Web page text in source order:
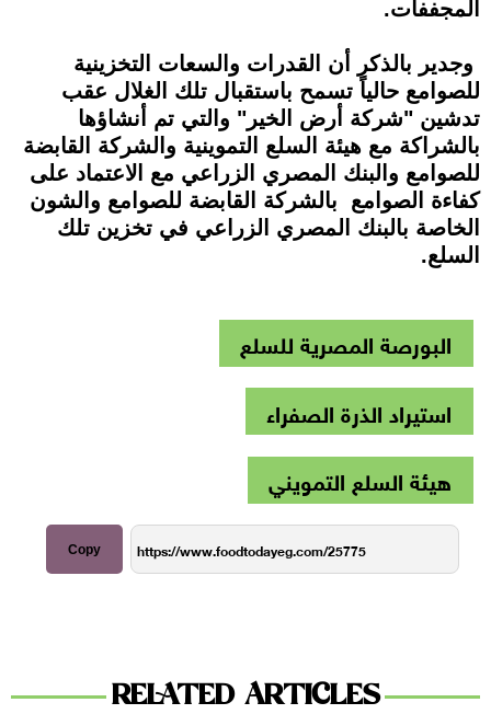
المجففات.
وجدير بالذكر أن القدرات والسعات التخزينية
للصوامع حالياً تسمح باستقبال تلك الغلال عقب
تدشين "شركة أرض الخير" والتي تم أنشاؤها
بالشراكة مع هيئة السلع التموينية والشركة القابضة
للصوامع والبنك المصري الزراعي مع الاعتماد على
كفاءة الصوامع بالشركة القابضة للصوامع والشون
الخاصة بالبنك المصري الزراعي في تخزين تلك
السلع.
البورصة المصرية للسلع
استيراد الذرة الصفراء
هيئة السلع التمويني
Copy
RELATED ARTICLES